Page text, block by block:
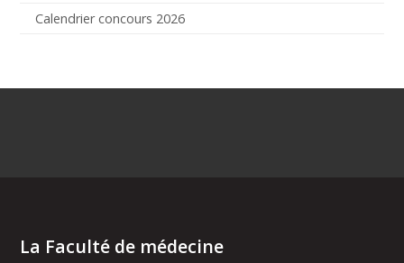
Calendrier concours 2026
La Faculté de médecine